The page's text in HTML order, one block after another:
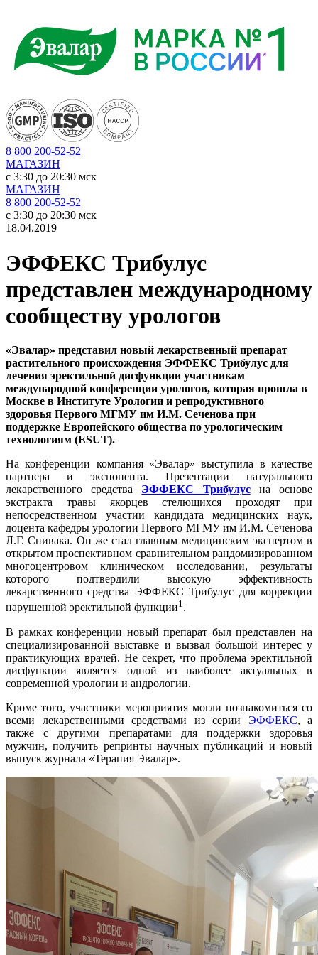
8 800 200-52-52
МАГАЗИН
c 3:30 до 20:30 мск
МАГАЗИН
8 800 200-52-52
c 3:30 до 20:30 мск
18.04.2019
ЭФФЕКС Трибулус
представлен международному
сообществу урологов
«Эвалар» представил новый лекарственный препарат
растительного происхождения ЭФФЕКС Трибулус для
лечения эректильной дисфункции участникам
международной конференции урологов, которая прошла в
Москве в Институте Урологии и репродуктивного
здоровья Первого МГМУ им И.М. Сеченова при
поддержке Европейского общества по урологическим
технологиям (ESUT).
На конференции компания «Эвалар» выступила в качестве
партнера и экспонента. Презентации натурального
лекарственного средства ЭФФЕКС Трибулусна основе
экстракта травы якорцев стелющихся проходят при
непосредственном участии кандидата медицинских наук,
доцента кафедры урологии Первого МГМУ им И.М. Сеченова
Л.Г. Спивака. Он же стал главным медицинским экспертом в
открытом проспективном сравнительном рандомизированном
многоцентровом клиническом исследовании, результаты
которого подтвердили высокую эффективность
лекарственного средства ЭФФЕКС Трибулус для коррекции
нарушенной эректильной функции1.
В рамках конференции новый препарат был представлен на
специализированной выставке и вызвал большой интерес у
практикующих врачей. Не секрет, что проблема эректильной
дисфункции является одной из наиболее актуальных в
современной урологии и андрологии.
Кроме того, участники мероприятия могли познакомиться со
всеми лекарственными средствами из серии ЭФФЕКС, а
также с другими препаратами для поддержки здоровья
мужчин, получить репринты научных публикаций и новый
выпуск журнала «Терапия Эвалар».